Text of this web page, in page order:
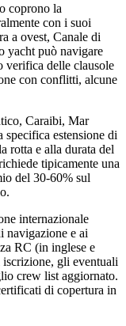
coprono la
con i suoi
a ovest, Canale di
yacht può navigare
verifica delle clausole
con conflitti, alcune
Caraibi, Mar
specifica estensione di
rotta e alla durata del
tipicamente una
del 30-60% sul
internazionale
navigazione e ai
RC (in inglese e
gli eventuali
crew list aggiornato.
di copertura in